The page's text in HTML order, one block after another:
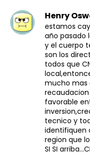
Henry
estamos
año pasado
y el cuerpo
son los
todos que
mucho mas
favorable
tecnico y
identifiquen
region que
SI SI